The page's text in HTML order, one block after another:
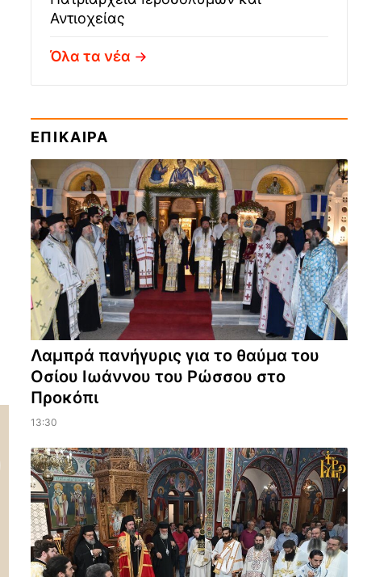
Αντιοχείας
Όλα τα νέα
ΕΠΙΚΑΙΡΑ
Λαμπρά πανήγυρις για το θαύμα του
Οσίου Ιωάννου του Ρώσσου στο
Προκόπι
13:30